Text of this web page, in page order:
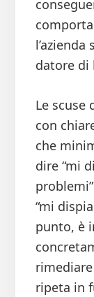
datore di
Le scuse
con
che
dire “mi
“mi
punto, è
ripeta in